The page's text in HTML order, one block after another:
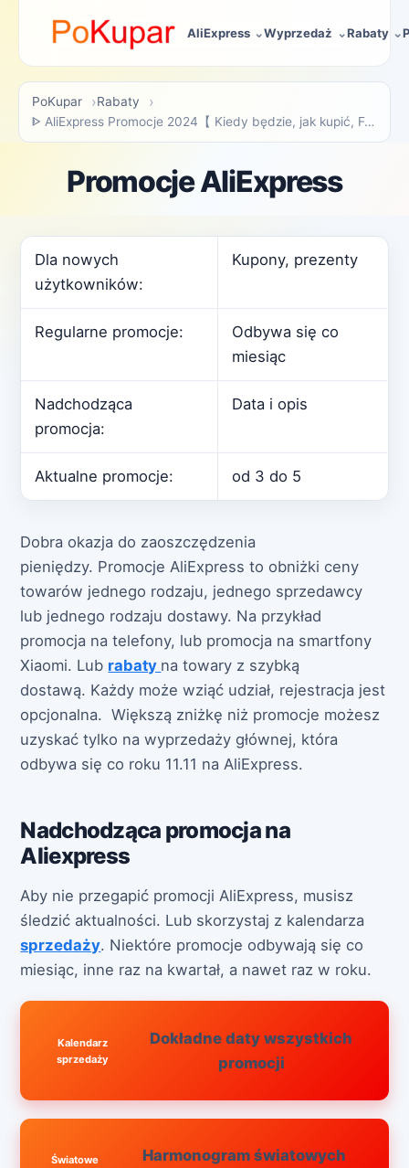
AliExpress Wyprzedaż Rabaty
PoKupar
Rabaty
ᐈ AliExpress Promocje 2024【 Kiedy będzie, jak kupić, FAQ 】
Promocje AliExpress
Dla nowych
użytkowników:
Kupony, prezenty
Regularne promocje:
Odbywa się co
miesiąc
Nadchodząca
promocja:
Data i opis
Aktualne promocje: od 3 do 5
Dobra okazja do zaoszczędzenia
pieniędzy. Promocje AliExpress to obniżki ceny
towarów jednego rodzaju, jednego sprzedawcy
lub jednego rodzaju dostawy. Na przykład
promocja na telefony, lub promocja na smartfony
Xiaomi. Lub rabaty na towary z szybką
dostawą. Każdy może wziąć udział, rejestracja jest
opcjonalna. Większą zniżkę niż promocje możesz
uzyskać tylko na wyprzedaży głównej, która
odbywa się co roku 11.11 na AliExpress.
Nadchodząca promocja na
Aliexpress
Aby nie przegapić promocji AliExpress, musisz
śledzić aktualności. Lub skorzystaj z kalendarza
sprzedaży. Niektóre promocje odbywają się co
miesiąc, inne raz na kwartał, a nawet raz w roku.
Kalendarz
sprzedaży
Dokładne daty wszystkich
promocji
Światowe
Harmonogram światowych